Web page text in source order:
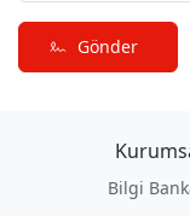
Gönder
Bilgi